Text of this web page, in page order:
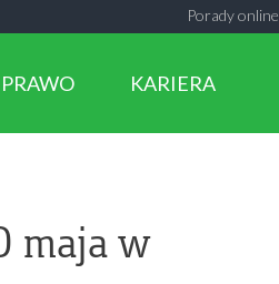
Porady online
PRAWO KARIERA
maja w